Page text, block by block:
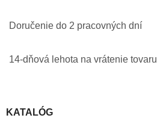
Doručenie do 2 pracovných dní
14-dňová lehota na vrátenie tovaru
KATALÓG